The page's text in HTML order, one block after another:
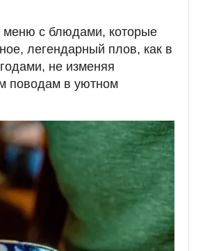
меню с блюдами, которые
легендарный плов, как в
не изменяя
поводам в уютном